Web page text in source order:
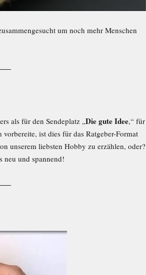
um noch mehr Menschen
als für den Sendeplatz „Die gute Idee,“ für
ist dies für das Ratgeber-Format
unserem liebsten Hobby zu erzählen, oder?
neu und spannend!